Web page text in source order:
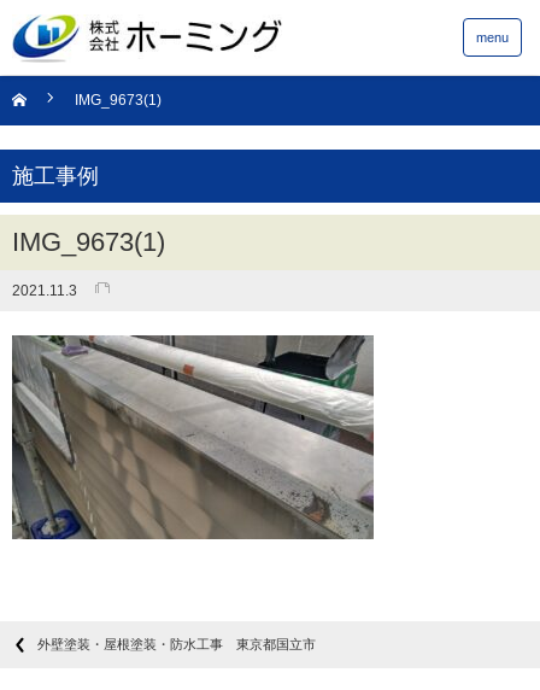
menu
IMG_9673(1)
施工事例
IMG_9673(1)
2021.11.3
外壁塗装・屋根塗装・防水工事 東京都国立市